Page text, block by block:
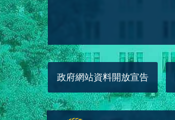
政府網站資料開放宣告